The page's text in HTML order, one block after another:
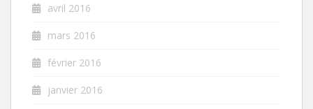
avril 2016
mars 2016
février 2016
janvier 2016